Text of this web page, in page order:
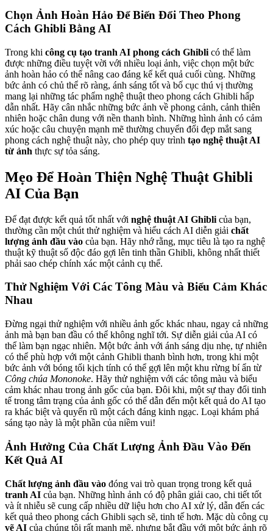
Chọn Ảnh Hoàn Hảo Để Biến Đổi Theo Phong
Cách Ghibli Bằng AI
Trong khi công cụ tạo tranh AI phong cách Ghibli có thể làm
được những điều tuyệt vời với nhiều loại ảnh, việc chọn một bức
ảnh hoàn hảo có thể nâng cao đáng kể kết quả cuối cùng. Những
bức ảnh có chủ thể rõ ràng, ánh sáng tốt và bố cục thú vị thường
mang lại những tác phẩm nghệ thuật theo phong cách Ghibli hấp
dẫn nhất. Hãy cân nhắc những bức ảnh về phong cảnh, cảnh thiên
nhiên hoặc chân dung với nền thanh bình. Những hình ảnh có cảm
xúc hoặc câu chuyện mạnh mẽ thường chuyển đổi đẹp mắt sang
phong cách nghệ thuật này, cho phép quy trình tạo nghệ thuật AI
từ ảnh thực sự tỏa sáng.
Mẹo Để Hoàn Thiện Nghệ Thuật Ghibli
AI Của Bạn
Để đạt được kết quả tốt nhất với nghệ thuật AI Ghibli của bạn,
thường cần một chút thử nghiệm và hiểu cách AI diễn giải chất
lượng ảnh đầu vào của bạn. Hãy nhớ rằng, mục tiêu là tạo ra nghệ
thuật kỹ thuật số độc đáo gợi lên tinh thần Ghibli, không nhất thiết
phải sao chép chính xác một cảnh cụ thể.
Thử Nghiệm Với Các Tông Màu và Biểu Cảm Khác
Nhau
Đừng ngại thử nghiệm với nhiều ảnh gốc khác nhau, ngay cả những
ảnh mà bạn ban đầu có thể không nghĩ tới. Sự diễn giải của AI có
thể làm bạn ngạc nhiên. Một bức ảnh với ánh sáng dịu nhẹ, tự nhiên
có thể phù hợp với một cảnh Ghibli thanh bình hơn, trong khi một
bức ảnh với bóng tối kịch tính có thể gợi lên một khu rừng bí ẩn từ
Công chúa Mononoke. Hãy thử nghiệm với các tông màu và biểu
cảm khác nhau trong ảnh gốc của bạn. Đôi khi, một sự thay đổi tinh
tế trong tâm trạng của ảnh gốc có thể dẫn đến một kết quả do AI tạo
ra khác biệt và quyến rũ một cách đáng kinh ngạc. Loại khám phá
sáng tạo này là một phần của niềm vui!
Ảnh Hưởng Của Chất Lượng Ảnh Đầu Vào Đến
Kết Quả AI
Chất lượng ảnh đầu vào đóng vai trò quan trọng trong kết quả
tranh AI của bạn. Những hình ảnh có độ phân giải cao, chi tiết tốt
và ít nhiễu sẽ cung cấp nhiều dữ liệu hơn cho AI xử lý, dẫn đến các
kết quả theo phong cách Ghibli sạch sẽ, tinh tế hơn. Mặc dù công cụ
vẽ AI của chúng tôi rất mạnh mẽ, nhưng bắt đầu với một bức ảnh rõ